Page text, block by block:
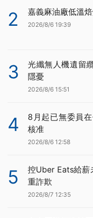
2 嘉義麻油廠低溫
2026/8/6 19:39
3
光纖無人機遺留
隱憂
2026/8/6 15:51
4
8月起已無委員
核准
2026/8/6 12:58
5
控Uber Eats給薪
重詐欺
2026/8/7 12:35